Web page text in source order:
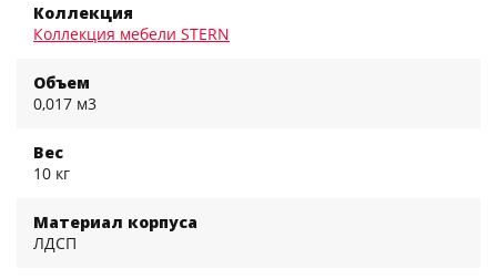
Коллекция
Коллекция мебели STERN
Объем
0,017 м3
Вес
10 кг
Материал корпуса
ЛДСП